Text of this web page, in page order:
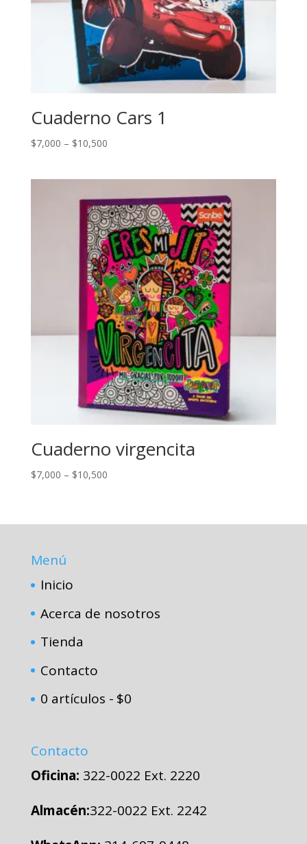
Cuaderno Cars 1
$7,000 – $10,500
Cuaderno virgencita
$7,000 – $10,500
Menú
Inicio
Acerca de nosotros
Tienda
Contacto
0 artículos
$0
Contacto
Oficina: 322-0022 Ext. 2220
Almacén:322-0022 Ext. 2242